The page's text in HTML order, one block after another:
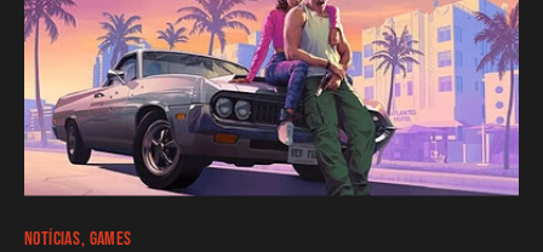
NOTÍCIAS GAMES